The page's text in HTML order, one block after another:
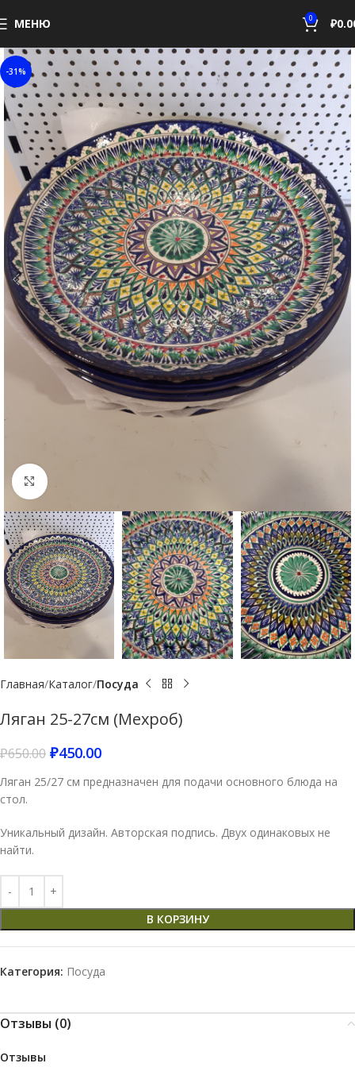
МЕНЮ 0 ₽
-31%
Увеличить
Главная Каталог Посуда
Ляган 25-27см (Мехроб)
₽650.00 ₽450.00
Ляган 25/27 см предназначен для подачи основного блюда на
стол.
Уникальный дизайн. Авторская подпись. Двух одинаковых не
найти.
В КОРЗИНУ
Категория: Посуда
Отзывы (0)
Отзывы